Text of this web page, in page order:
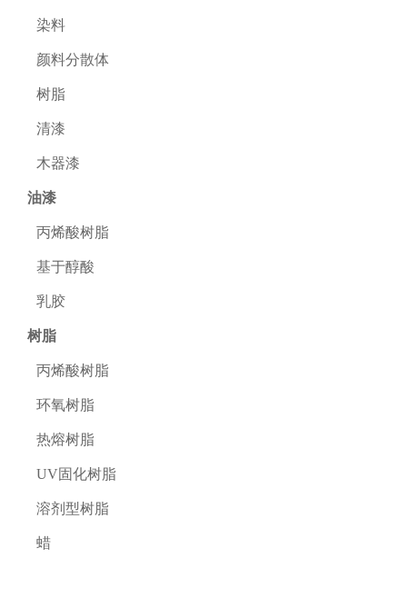
染料
颜料分散体
树脂
清漆
木器漆
油漆
丙烯酸树脂
基于醇酸
乳胶
树脂
丙烯酸树脂
环氧树脂
热熔树脂
UV固化树脂
溶剂型树脂
蜡